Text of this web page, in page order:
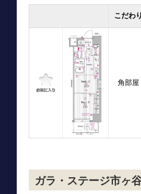
こだわ
角部屋
ガラ・ステージ市ヶ